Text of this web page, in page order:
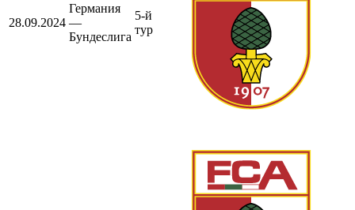
28.09.2024
Германия
—
Бундеслига
5-й
тур